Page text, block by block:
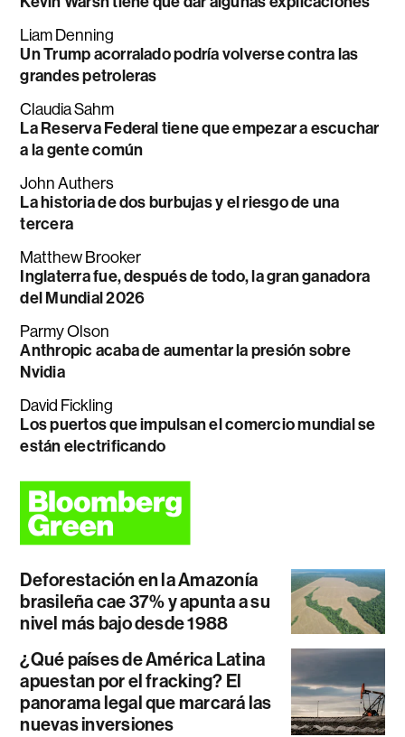
Liam Denning
Un Trump acorralado podría volverse contra las
grandes petroleras
Claudia Sahm
La Reserva Federal tiene que empezar a escuchar
a la gente común
John Authers
La historia de dos burbujas y el riesgo de una
tercera
Matthew Brooker
Inglaterra fue, después de todo, la gran ganadora
del Mundial 2026
Parmy Olson
Anthropic acaba de aumentar la presión sobre
Nvidia
David Fickling
Los puertos que impulsan el comercio mundial se
están electrificando
Deforestación en la Amazonía
brasileña cae 37% y apunta a su
nivel más bajo desde 1988
¿Qué países de América Latina
apuestan por el fracking? El
panorama legal que marcará las
nuevas inversiones